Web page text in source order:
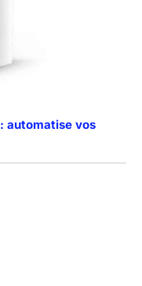
automatise vos